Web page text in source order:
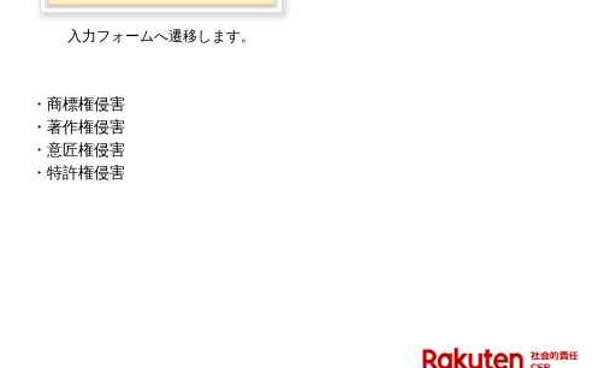
入力フォームへ遷移します。
・商標権侵害
・著作権侵害
・意匠権侵害
・特許権侵害